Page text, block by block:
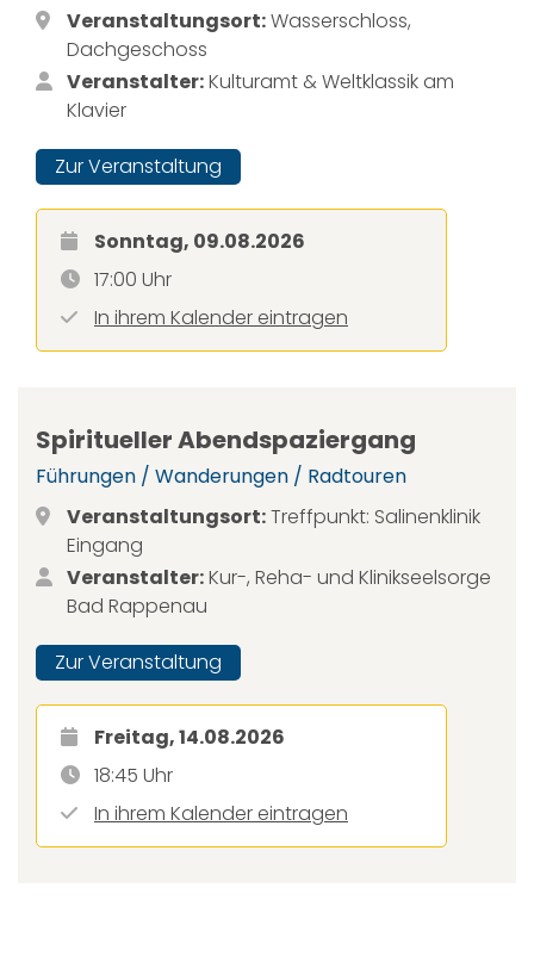
Veranstaltungsort:Wasserschloss,
Dachgeschoss
Veranstalter:Kulturamt & Weltklassik am
Klavier
Zur Veranstaltung
Sonntag, 09.08.2026
17:00 Uhr
In ihrem Kalender eintragen
Spiritueller Abendspaziergang
Führungen / Wanderungen / Radtouren
Veranstaltungsort:Treffpunkt: Salinenklinik
Eingang
Veranstalter:Kur-, Reha- und Klinikseelsorge
Bad Rappenau
Zur Veranstaltung
Freitag, 14.08.2026
18:45 Uhr
In ihrem Kalender eintragen